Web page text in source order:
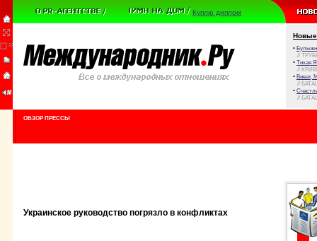
Куплю диплом
Новые
•
//
• Тихая
//
• Виват,
//
•
//
ОБЗОР ПРЕССЫ
Украинское руководство погрязло в конфликтах